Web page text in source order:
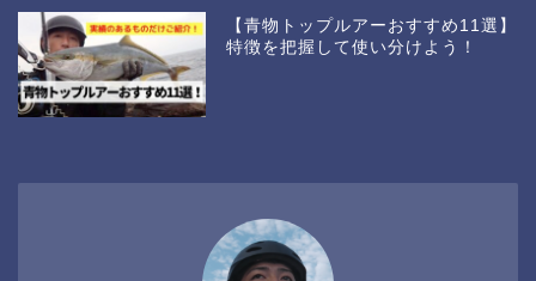
【青物トップルアーおすすめ11選】
特徴を把握して使い分けよう！